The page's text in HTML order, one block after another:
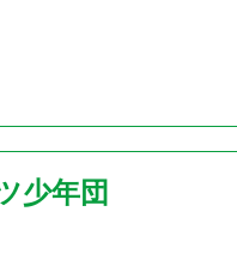
少年団